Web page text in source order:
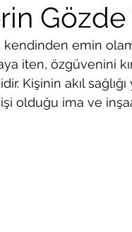
emin
iten, özgüvenini
Kişinin akıl
olduğu ima ve